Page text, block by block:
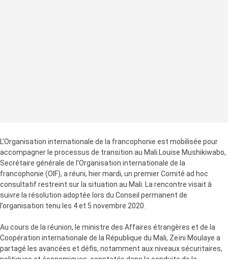
L’Organisation internationale de la francophonie est mobilisée pour
accompagner le processus de transition au Mali.Louise Mushikiwabo,
Secrétaire générale de l’Organisation internationale de la
francophonie (OIF), a réuni, hier mardi, un premier Comité ad hoc
consultatif restreint sur la situation au Mali. La rencontre visait à
suivre la résolution adoptée lors du Conseil permanent de
l’organisation tenu les 4 et 5 novembre 2020.
Au cours de la réunion, le ministre des Affaires étrangères et de la
Coopération internationale de la République du Mali, Zeïni Moulaye a
partagé les avancées et défis, notamment aux niveaux sécuritaires,
politiques et économiques, constatés dans la conduite de la